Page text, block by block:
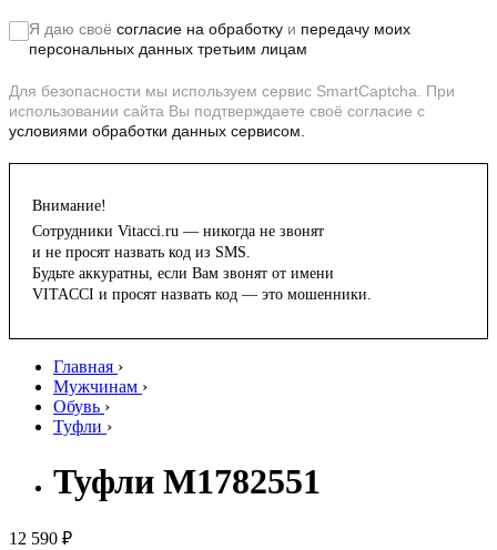
Я даю своё согласие на обработку и передачу моих
персональных данных третьим лицам
Для безопасности мы используем сервис SmartCaptcha. При
использовании сайта Вы подтверждаете своё согласие с
условиями обработки данных сервисом.
Внимание!
Сотрудники Vitacci.ru — никогда не звонят
и не просят назвать код из SMS.
Будьте аккуратны, если Вам звонят от имени
VITACCI и просят назвать код — это мошенники.
Главная ›
Мужчинам ›
Обувь ›
Туфли ›
Туфли M1782551
12 590 ₽